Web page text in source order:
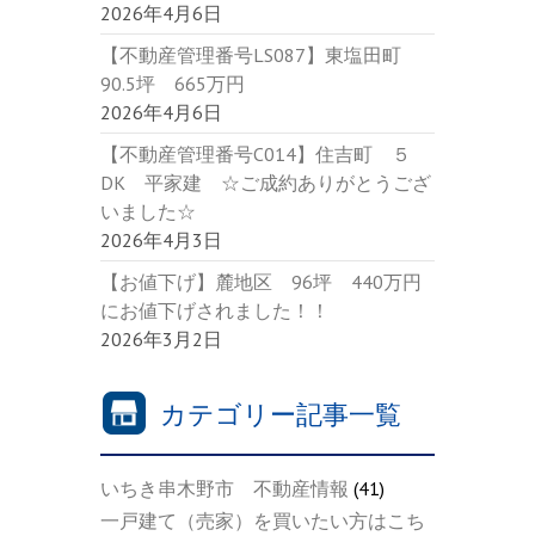
2026年4月6日
【不動産管理番号LS087】東塩田町
90.5坪 665万円
2026年4月6日
【不動産管理番号C014】住吉町 ５
DK 平家建 ☆ご成約ありがとうござ
いました☆
2026年4月3日
【お値下げ】麓地区 96坪 440万円
にお値下げされました！！
2026年3月2日
カテゴリー記事一覧
いちき串木野市 不動産情報 (41)
一戸建て（売家）を買いたい方はこち